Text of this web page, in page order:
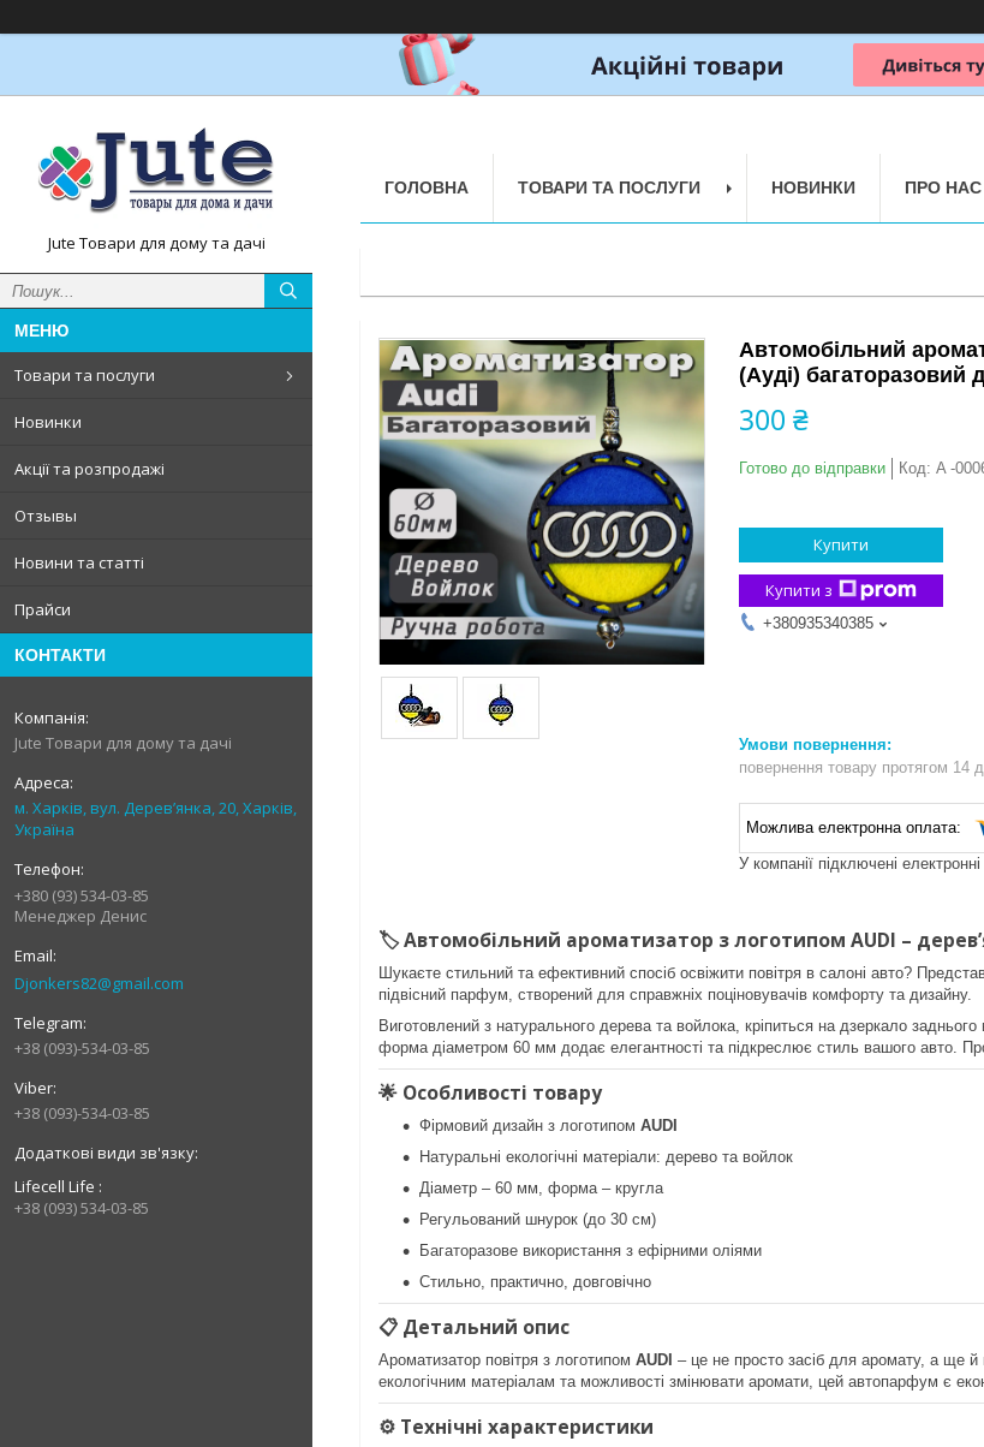
Jute Товари для дому та дачі
Товари та послуги
Новинки
Акції та розпродажі
Отзывы
Новини та статті
Прайси
КОНТАКТИ
Jute Товари для дому та дачі
м. Харків, вул. Дерев’янка, 20, Харків,
Україна
+380 (93) 534-03-85
Менеджер Денис
Djonkers82@gmail.com
+38 (093)-534-03-85
+38 (093)-534-03-85
Lifecell Life
+38 (093) 534-03-85
ГОЛОВНА ТОВАРИ ТА ПОСЛУГИ НОВИНКИ ПРО НАС
Автомобільний
(Ауді) багаторазовий
300 ₴
Готово до відправки Код: A -
Купити
Купити з
+380935340385
повернення товару протягом 14
У компанії підключені
🏷️Автомобільний ароматизатор з логотипом AUDI –
Шукаєте стильний та ефективний спосіб освіжити повітря в салоні авто?
підвісний парфум, створений для справжніх поціновувачів комфорту та дизайну.
Виготовлений з натурального дерева та войлока, кріпиться на дзеркало
форма діаметром 60 мм додає елегантності та підкреслює стиль вашого авто.
🌟 Особливості товару
Фірмовий дизайн з логотипом AUDI
Натуральні екологічні матеріали: дерево та войлок
Діаметр – 60 мм, форма – кругла
Регульований шнурок (до 30 см)
Багаторазове використання з ефірними оліями
Стильно, практично, довговічно
📋 Детальний опис
Ароматизатор повітря з логотипом AUDI – це не просто засіб для аромату, а ще
екологічним матеріалам та можливості змінювати аромати, цей автопарфум є
⚙️ Технічні характеристики